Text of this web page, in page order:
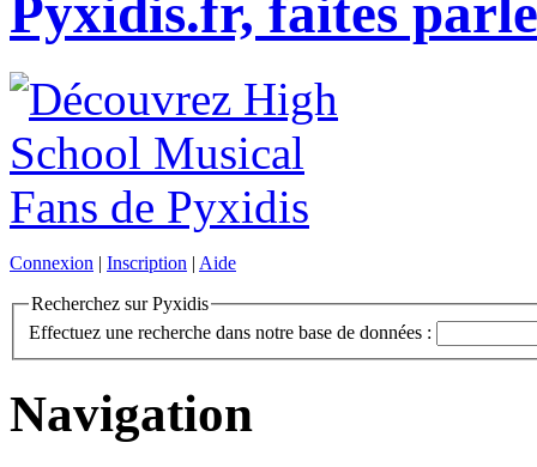
Pyxidis.fr, faites
Connexion | Inscription | Aide
Recherchez sur Pyxidis
Effectuez une recherche dans notre base de données :
Navigation